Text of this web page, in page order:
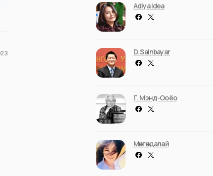
Adiya Idea
D. Sainbayar
Г. Мэнд-Ооёо
Мөнгөндалай